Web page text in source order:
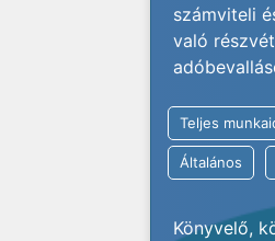
számviteli
való
Teljes
Általános
Könyvelő,